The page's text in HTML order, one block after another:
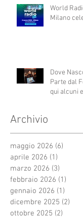
World
Milano
Dove
Parte dal
qui alcuni
Archivio
maggio 2026 (6)
aprile 2026 (1)
marzo 2026 (3)
febbraio 2026 (1)
gennaio 2026 (1)
dicembre 2025 (2)
ottobre 2025 (2)